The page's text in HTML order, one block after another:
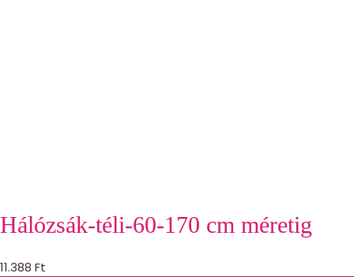
Hálózsák-téli-60-170 cm méretig
11.388 Ft